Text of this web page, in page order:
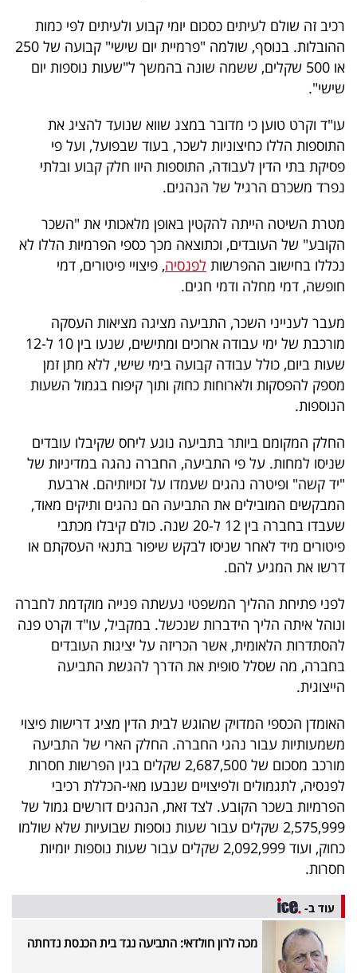
דרושים
ניוזלטרים
מייל
פרסמו
באייס
עקבו
אחרינו:
רכיב זה שולם לעיתים כסכום יומי קבוע ולעיתים לפי כמות
ההובלות. בנוסף, שולמה "פרמיית יום שישי" קבועה של 250
או 500 שקלים, ששמה שונה בהמשך ל"שעות נוספות יום
שישי".
עו"ד וקרט טוען כי מדובר במצג שווא שנועד להציג את
התוספות הללו כחיצוניות לשכר, בעוד שבפועל, ועל פי
פסיקת בתי הדין לעבודה, התוספות היוו חלק קבוע ובלתי
נפרד משכרם הרגיל של הנהגים.
מטרת השיטה הייתה להקטין באופן מלאכותי את "השכר
הקובע" של העובדים, וכתוצאה מכך כספי הפרמיות הללו לא
נכללו בחישוב ההפרשות לפנסיה, פיצויי פיטורים, דמי
חופשה, דמי מחלה ודמי חגים.
מעבר לענייני השכר, התביעה מציגה מציאות העסקה
מורכבת של ימי עבודה ארוכים ומתישים, שנעו בין 10 ל-12
שעות ביום, כולל עבודה קבועה בימי שישי, ללא מתן זמן
מספק להפסקות ולארוחות כחוק ותוך קיפוח בגמול השעות
הנוספות.
החלק המקומם ביותר בתביעה נוגע ליחס שקיבלו עובדים
שניסו למחות. על פי התביעה, החברה נהגה במדיניות של
"יד קשה" ופיטרה נהגים שעמדו על זכויותיהם. ארבעת
המבקשים המובילים את התביעה הם נהגים ותיקים מאוד,
שעבדו בחברה בין 12 ל-20 שנה. כולם קיבלו מכתבי
פיטורים מיד לאחר שניסו לבקש שיפור בתנאי העסקתם או
דרשו את המגיע להם.
לפני פתיחת ההליך המשפטי נעשתה פנייה מוקדמת לחברה
ונוהל איתה הליך הידברות שנכשל. במקביל, עו"ד וקרט פנה
להסתדרות הלאומית, אשר הכריזה על יציגות העובדים
בחברה, מה שסלל סופית את הדרך להגשת התביעה
הייצוגית.
האומדן הכספי המדויק שהוגש לבית הדין מציג דרישות פיצוי
משמעותיות עבור נהגי החברה. החלק הארי של התביעה
מורכב מסכום של 2,687,500 שקלים בגין הפרשות חסרות
לפנסיה, לתגמולים ולפיצויים שנבעו מאי-הכללת רכיבי
הפרמיות בשכר הקובע. לצד זאת, הנהגים דורשים גמול של
2,575,999 שקלים עבור שעות נוספות שבועיות שלא שולמו
כחוק, ועוד 2,092,999 שקלים עבור שעות נוספות יומיות
חסרות.
עוד ב-
מכה לרון חולדאי: התביעה נגד בית הכנסת נדחתה